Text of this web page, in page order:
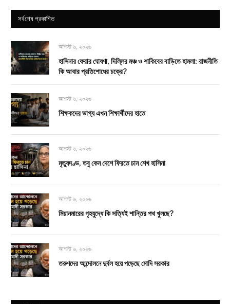
সর্বশেষ প্রকাশিত
আগস্ট ৬, ২০২৬
হাসিনার ফেরার ঘোষণা, দিল্লির মঞ্চ ও শাকিবের বাড়িতে হামলা: রাজনীতি
কি আবার প্রতিশোধের চক্রে?
আগস্ট ৬, ২০২৬
শিক্ষকদের ভাগ্য এখন শিক্ষার্থীদের হাতে
আগস্ট ৬, ২০২৬
মৃত্যুদণ্ড, তবু কেন দেশে ফিরতে চান শেখ হাসিনা
আগস্ট ৬, ২০২৬
মিয়ানমারের গৃহযুদ্ধে কি সত্যিই শান্তির পথ খুলছে?
আগস্ট ৬, ২০২৬
তরুণদের আন্দোলনে দুর্বল হয়ে পড়েছে মোদি সরকার